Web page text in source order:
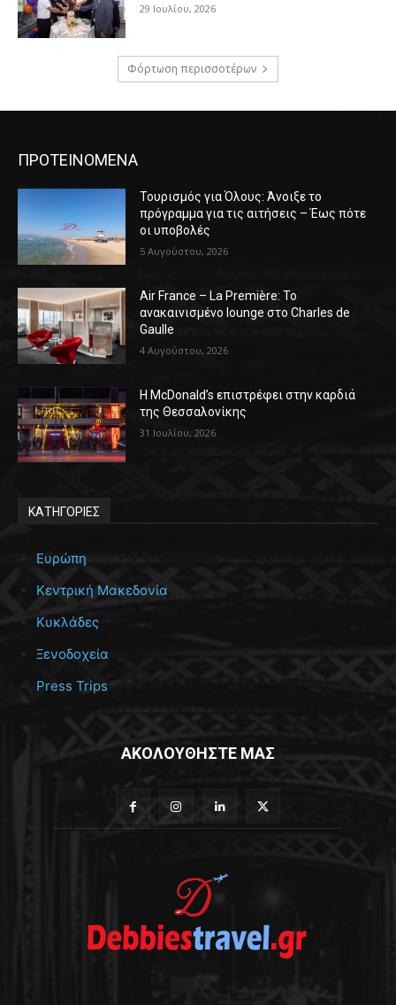
29 Ιουλίου, 2026
Φόρτωση περισσοτέρων
ΠΡΟΤΕΙΝΟΜΕΝΑ
Τουρισμός για Όλους: Άνοιξε το
πρόγραμμα για τις αιτήσεις – Έως πότε
οι υποβολές
5 Αυγούστου, 2026
Air France – La Première: Το
ανακαινισμένο lounge στο Charles de
Gaulle
4 Αυγούστου, 2026
Η McDonald’s επιστρέφει στην καρδιά
της Θεσσαλονίκης
31 Ιουλίου, 2026
ΚΑΤΗΓΟΡΙΕΣ
Ευρώπη
Κεντρική Μακεδονία
Κυκλάδες
Ξενοδοχεία
Press Trips
ΑΚΟΛΟΥΘΗΣΤΕ ΜΑΣ